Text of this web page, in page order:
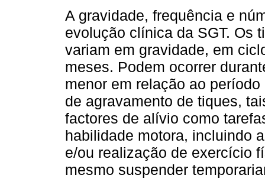
A gravidade, frequência e
evolução clínica da SGT. Os
variam em gravidade, em
meses. Podem ocorrer
menor em relação ao
de agravamento de tiques,
factores de alívio como
habilidade motora, incluindo
e/ou realização de exercício
mesmo suspender